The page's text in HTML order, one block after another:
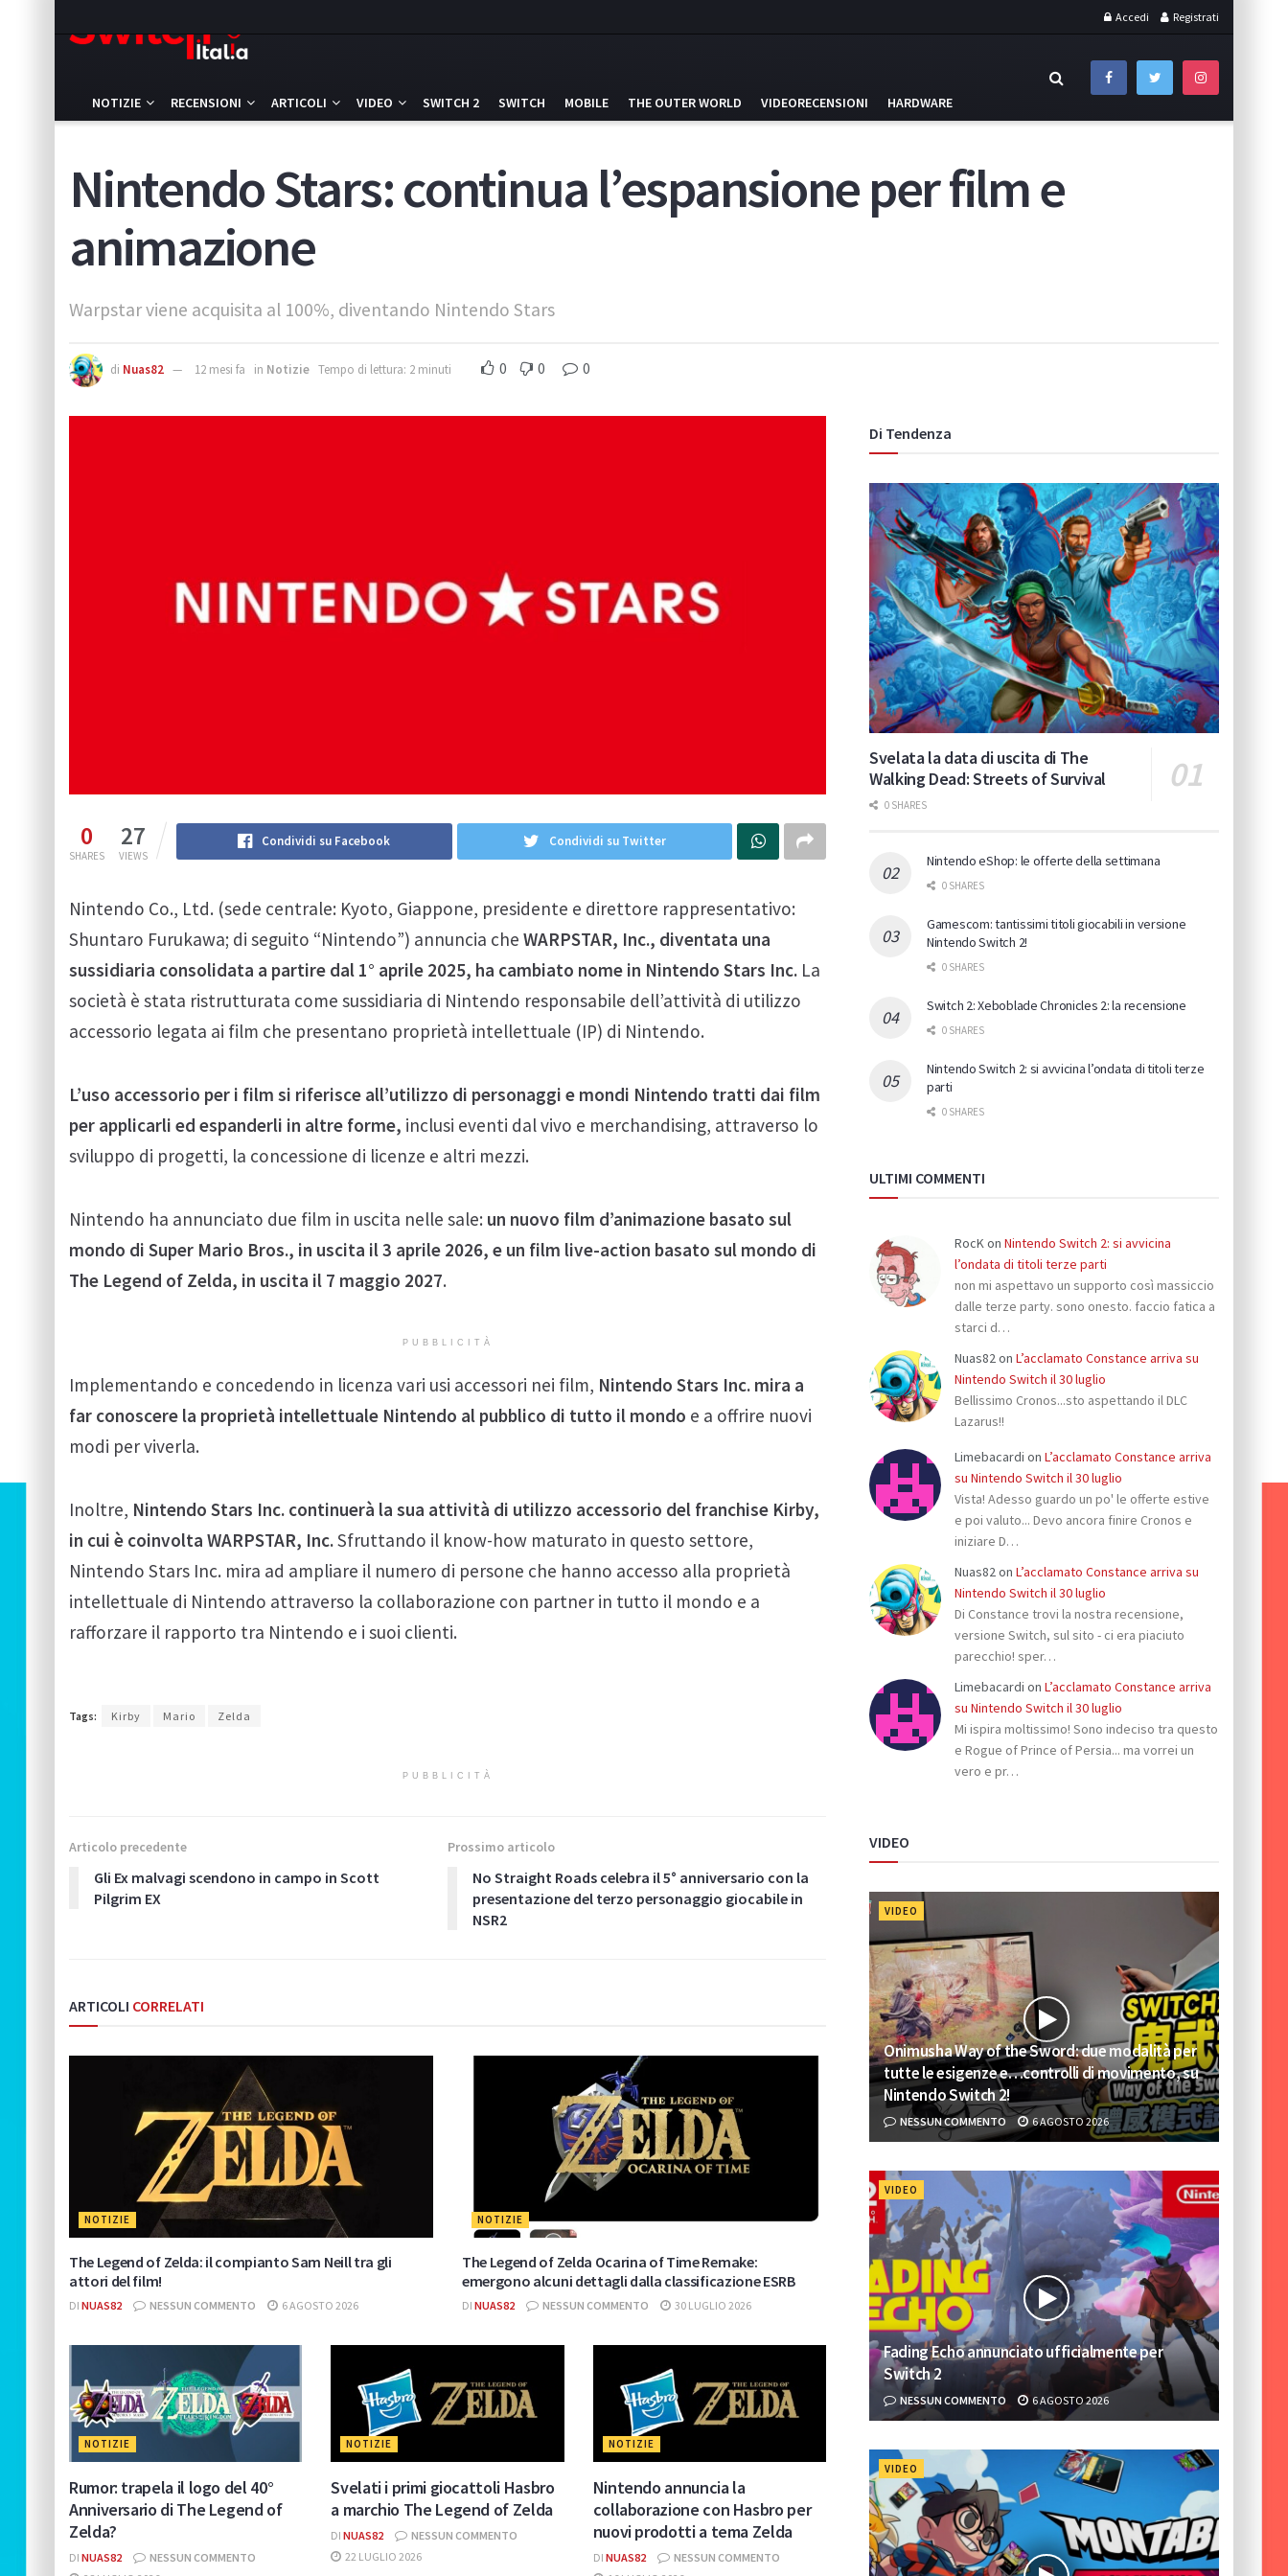
Accedi Registrati
NOTIZIE RECENSIONI ARTICOLI VIDEO SWITCH 2 SWITCH MOBILE THE OUTER WORLD VIDEORECENSIONI HARDWARE
Nintendo Stars: continua l’espansione per film e
animazione
Warpstar viene acquisita al 100%, diventando Nintendo Stars
di Nuas82 12 mesi fa in Notizie Tempo di lettura: 2 minuti 0 0 0
0
SHARES
27
VIEWS
Condividi su Facebook Condividi su Twitter
Nintendo Co., Ltd. (sede centrale: Kyoto, Giappone, presidente e direttore rappresentativo:
Shuntaro Furukawa; di seguito “Nintendo”) annuncia che WARPSTAR, Inc., diventata una
sussidiaria consolidata a partire dal 1° aprile 2025, ha cambiato nome in Nintendo Stars Inc. La
società è stata ristrutturata come sussidiaria di Nintendo responsabile dell’attività di utilizzo
accessorio legata ai film che presentano proprietà intellettuale (IP) di Nintendo.
L’uso accessorio per i film si riferisce all’utilizzo di personaggi e mondi Nintendo tratti dai film
per applicarli ed espanderli in altre forme, inclusi eventi dal vivo e merchandising, attraverso lo
sviluppo di progetti, la concessione di licenze e altri mezzi.
Nintendo ha annunciato due film in uscita nelle sale: un nuovo film d’animazione basato sul
mondo di Super Mario Bros., in uscita il 3 aprile 2026, e un film live-action basato sul mondo di
The Legend of Zelda, in uscita il 7 maggio 2027.
PUBBLICITÀ
Implementando e concedendo in licenza vari usi accessori nei film, Nintendo Stars Inc. mira a
far conoscere la proprietà intellettuale Nintendo al pubblico di tutto il mondo e a offrire nuovi
modi per viverla.
Inoltre, Nintendo Stars Inc. continuerà la sua attività di utilizzo accessorio del franchise Kirby,
in cui è coinvolta WARPSTAR, Inc.Sfruttando il know-how maturato in questo settore,
Nintendo Stars Inc. mira ad ampliare il numero di persone che hanno accesso alla proprietà
intellettuale di Nintendo attraverso la collaborazione con partner in tutto il mondo e a
rafforzare il rapporto tra Nintendo e i suoi clienti.
Tags: Kirby Mario Zelda
PUBBLICITÀ
Articolo precedente
Gli Ex malvagi scendono in campo in Scott
Pilgrim EX
Prossimo articolo
No Straight Roads celebra il 5° anniversario con la
presentazione del terzo personaggio giocabile in
NSR2
ARTICOLI CORRELATI
NOTIZIE
The Legend of Zelda: il compianto Sam Neill tra gli
attori del film!
DI NUAS82 NESSUN COMMENTO 6 AGOSTO 2026
NOTIZIE
The Legend of Zelda Ocarina of Time Remake:
emergono alcuni dettagli dalla classificazione ESRB
DI NUAS82 NESSUN COMMENTO 30 LUGLIO 2026
NOTIZIE
Rumor: trapela il logo del 40°
Anniversario di The Legend of
Zelda?
DI NUAS82
NESSUN COMMENTO
NOTIZIE
Svelati i primi giocattoli Hasbro
a marchio The Legend of Zelda
DI NUAS82
NESSUN COMMENTO
22 LUGLIO 2026
NOTIZIE
Nintendo annuncia la
collaborazione con Hasbro per
nuovi prodotti a tema Zelda
DI NUAS82
NESSUN COMMENTO
Di Tendenza
Svelata la data di uscita di The
Walking Dead: Streets of Survival
0 SHARES
Nintendo eShop: le offerte della settimana
0 SHARES
Gamescom: tantissimi titoli giocabili in versione
Nintendo Switch 2!
0 SHARES
Switch 2: Xeboblade Chronicles 2: la recensione
0 SHARES
Nintendo Switch 2: si avvicina l’ondata di titoli terze
parti
0 SHARES
ULTIMI COMMENTI
RocKon Nintendo Switch 2: si avvicina
l’ondata di titoli terze parti
non mi aspettavo un supporto così massiccio
dalle terze party. sono onesto. faccio fatica a
starci d…
Nuas82on L’acclamato Constance arriva su
Nintendo Switch il 30 luglio
Bellissimo Cronos...sto aspettando il DLC
Lazarus!!
Limebacardi on L’acclamato Constance arriva
su Nintendo Switch il 30 luglio
Vista! Adesso guardo un po' le offerte estive
e poi valuto... Devo ancora finire Cronos e
iniziare D…
Nuas82on L’acclamato Constance arriva su
Nintendo Switch il 30 luglio
Di Constance trovi la nostra recensione,
versione Switch, sul sito - ci era piaciuto
parecchio! sper…
Limebacardi on L’acclamato Constance arriva
su Nintendo Switch il 30 luglio
Mi ispira moltissimo! Sono indeciso tra questo
e Rogue of Prince of Persia... ma vorrei un
vero e pr…
VIDEO
VIDEO
Onimusha Way of the Sword: due modalità per
tutte le esigenze e…controlli di movimento, su
Nintendo Switch 2!
NESSUN COMMENTO 6 AGOSTO 2026
VIDEO
Fading Echo annunciato ufficialmente per
Switch 2
NESSUN COMMENTO 6 AGOSTO 2026
VIDEO